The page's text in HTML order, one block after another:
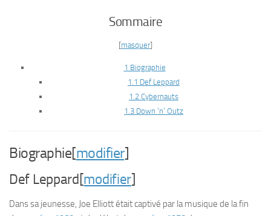
Sommaire
[masquer]
1 Biographie
1.1 Def Leppard
1.2 Cybernauts
1.3 Down ‘n’ Outz
Biographie[modifier]
Def Leppard[modifier]
Dans sa jeunesse, Joe Elliott était captivé par la musique de la fin